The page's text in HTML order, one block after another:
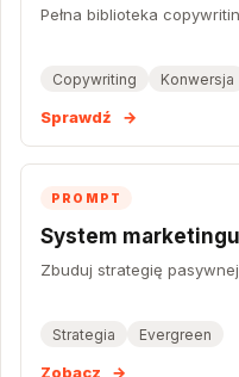
Pełna biblioteka
Copywriting Konwersja
Sprawdź →
PROMPT
System
Zbuduj strategię
Strategia Evergreen
Zobacz →